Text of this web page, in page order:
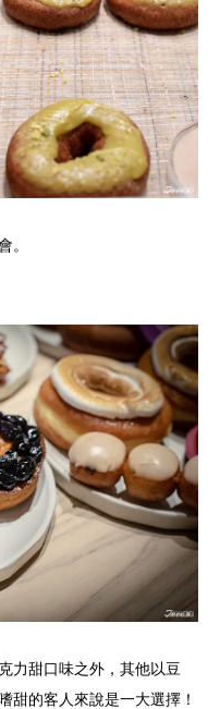
。
力甜口味之外，其他以豆
甜的客人來說是一大選擇！